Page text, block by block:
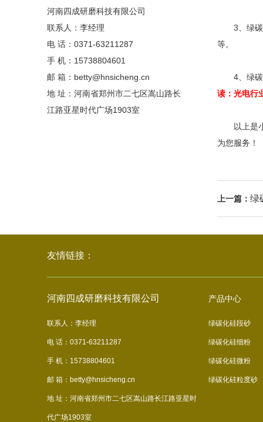
河南四成研磨科技有限公司
联系人：李经理
电 话：0371-63211287
手 机：15738804601
邮 箱：betty@hnsicheng.cn
地 址：河南省郑州市二七区嵩山路长
江路亚星时代广场1903室
3、绿碳化
等。
4、绿碳化
读： 光电行
以上是小
为您服务！
上一篇： 绿
友情链接：
河南四成研磨科技有限公司
联系人：李经理
电 话：0371-63211287
手 机：15738804601
邮 箱：betty@hnsicheng.cn
地 址：河南省郑州市二七区嵩山路长江路亚星时
代广场1903室
产品中心
绿碳化硅段砂
绿碳化硅细粉
绿碳化硅微粉
绿碳化硅粒度砂